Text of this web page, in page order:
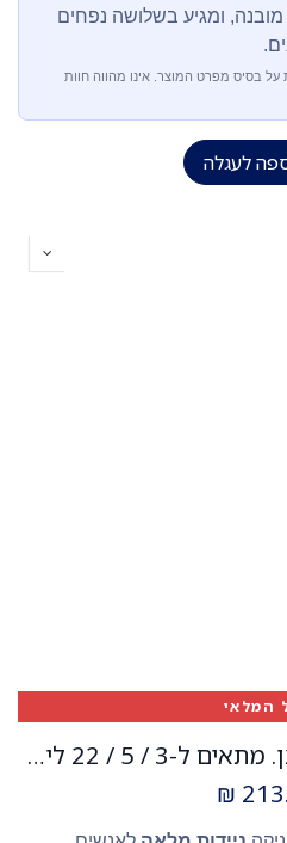
מובנה, ומגיע בשלושה נפחים
על בסיס מפרט המוצר. אינו מהווה חוות
לעגלה
המלאי
עגלת נשיאה לבלון חמצן. מתאים ל-3 / 5 / 22 ליטר. גלגלים לניידות קלה. ס.מדיק יבוא
₪